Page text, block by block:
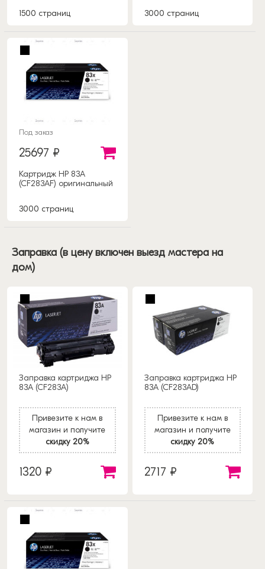
1500 страниц 3000 страниц
Под заказ
25697 ₽
Картридж HP 83A
(CF283AF) оригинальный
3000 страниц
Заправка (в цену включен выезд мастера на
дом)
Заправка картриджа HP
83A (CF283A)
Привезите к нам в
магазин и получите
скидку 20%
1320 ₽
Заправка картриджа HP
83A (CF283AD)
Привезите к нам в
магазин и получите
скидку 20%
2717 ₽